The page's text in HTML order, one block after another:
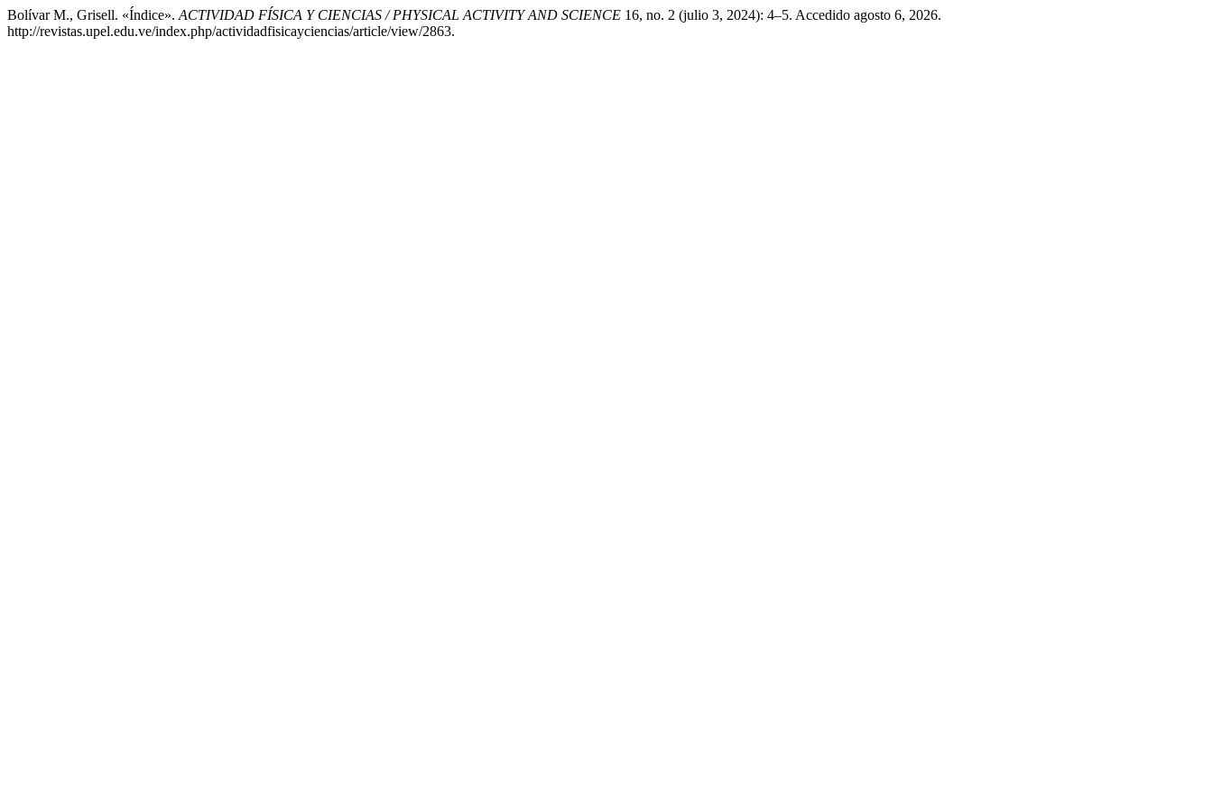
Bolívar M., Grisell. «Índice». ACTIVIDAD FÍSICA Y CIENCIAS / PHYSICAL ACTIVITY AND SCIENCE 16, no. 2 (julio 3, 2024): 4–5. Accedido agosto 6, 2026.
http://revistas.upel.edu.ve/index.php/actividadfisicayciencias/article/view/2863.